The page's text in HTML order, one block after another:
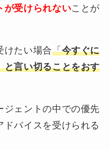
が受けられないことが
けたい場合「今すぐに
と言い切ることをおす
ジェントの中での優先
バイスを受けられる